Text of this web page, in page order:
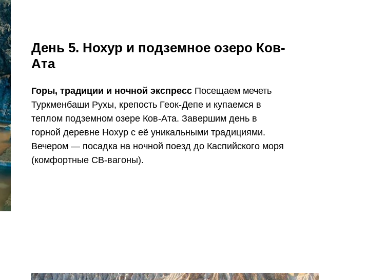
День 5. Нохур и подземное озеро Ков-
Ата
Горы, традиции и ночной экспресс Посещаем мечеть
Туркменбаши Рухы, крепость Геок-Депе и купаемся в
теплом подземном озере Ков-Ата. Завершим день в
горной деревне Нохур с её уникальными традициями.
Вечером — посадка на ночной поезд до Каспийского моря
(комфортные СВ-вагоны).